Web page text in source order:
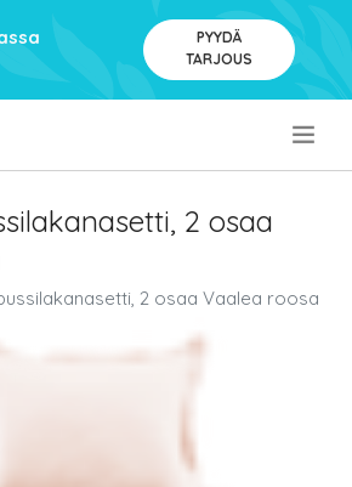
PYYDÄ
TARJOUS
2 osaa
2 osaa Vaalea roosa